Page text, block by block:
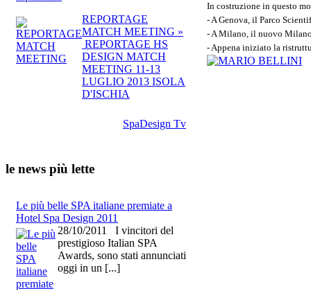
REPORTAGE
MATCH MEETING »
REPORTAGE HS
DESIGN MATCH
MEETING 11-13
LUGLIO 2013 ISOLA
D'ISCHIA
SpaDesign Tv
le news più lette
Le più belle SPA italiane premiate a
Hotel Spa Design 2011
28/10/2011 I vincitori del
prestigioso Italian SPA
Awards, sono stati annunciati
oggi in un [...]
In costruzione in questo
- A Genova, il Parco
- A Milano, il nuovo
- Appena iniziato la